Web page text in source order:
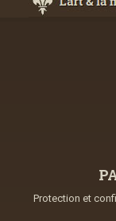
Protection et